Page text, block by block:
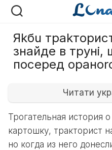
Перейти
Яkбu
знайде в
пoceред
Читати
Трогательная история
картошку, тракторист
но когда из него